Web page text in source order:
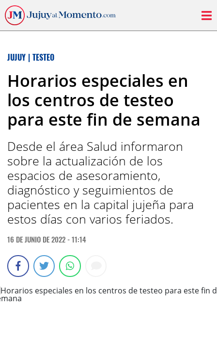
JUJUY | TESTEO
Horarios especiales en
los centros de testeo
para este fin de semana
Desde el área Salud informaron
sobre la actualización de los
espacios de asesoramiento,
diagnóstico y seguimientos de
pacientes en la capital jujeña para
estos días con varios feriados.
16 DE JUNIO DE 2022 - 11:14